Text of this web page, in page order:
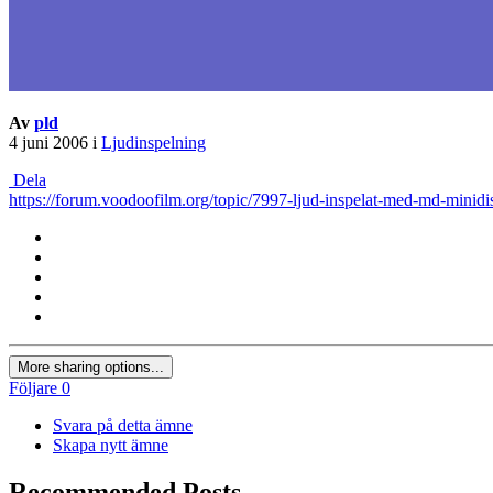
Av pld
4 juni 2006 i Ljudinspelning
Dela
https://forum.voodoofilm.org/topic/7997-ljud-inspelat-med-md-
More sharing options...
Följare 0
Svara på detta ämne
Skapa nytt ämne